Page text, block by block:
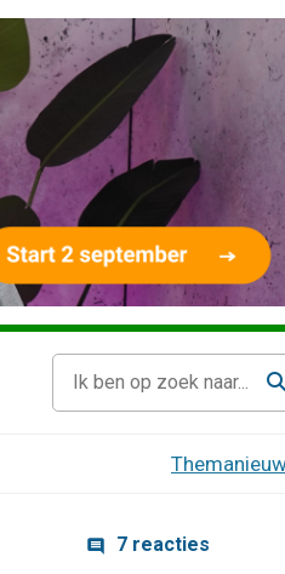
7 reacties